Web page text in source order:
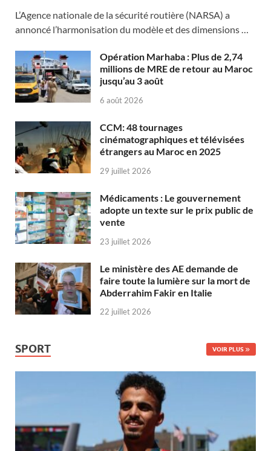
L’Agence nationale de la sécurité routière (NARSA) a
annoncé l’harmonisation du modèle et des dimensions …
Opération Marhaba : Plus de 2,74
millions de MRE de retour au Maroc
jusqu’au 3 août
6 août 2026
CCM: 48 tournages
cinématographiques et télévisées
étrangers au Maroc en 2025
29 juillet 2026
Médicaments : Le gouvernement
adopte un texte sur le prix public de
vente
23 juillet 2026
Le ministère des AE demande de
faire toute la lumière sur la mort de
Abderrahim Fakir en Italie
22 juillet 2026
SPORT VOIR PLUS